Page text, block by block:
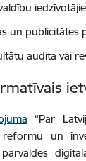
un publicitātes
audita vai
“Par
un